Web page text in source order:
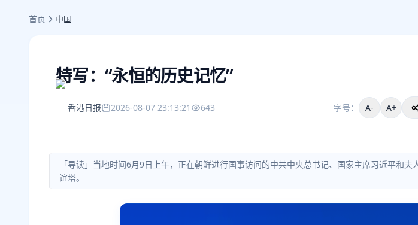
首页 中国
特写：“永恒的历史记忆”
香港日报 2026-08-07 23:13:21 643 字号： A- A+
「导读」当地时间6月9日上午，正在朝鲜进行国事访问的中共中央总书记、国家主席习近平和夫
谊塔。